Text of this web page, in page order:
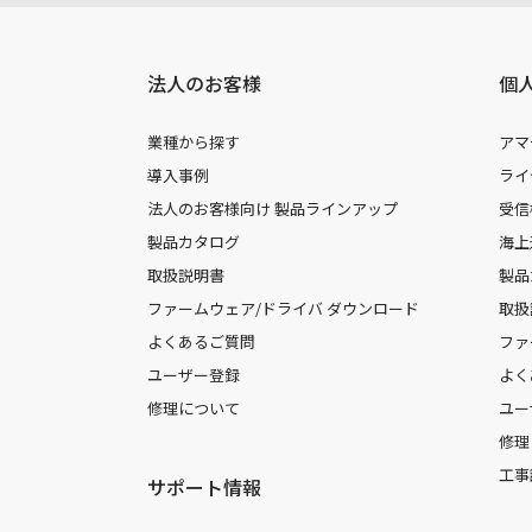
法人のお客様
業種から探す
導入事例
法人のお客様向け 製品ラインアップ
製品カタログ
取扱説明書
ファームウェア/ドライバ ダウンロード
よくあるご質問
ユーザー登録
修理について
サポート情報
個
ア
ラ
受
海
製
取
フ
よ
ユ
修
工